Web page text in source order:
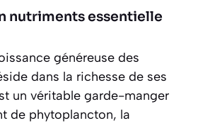
nutriments essentielle
généreuse des
dans la richesse de ses
un véritable garde-manger
de phytoplancton, la